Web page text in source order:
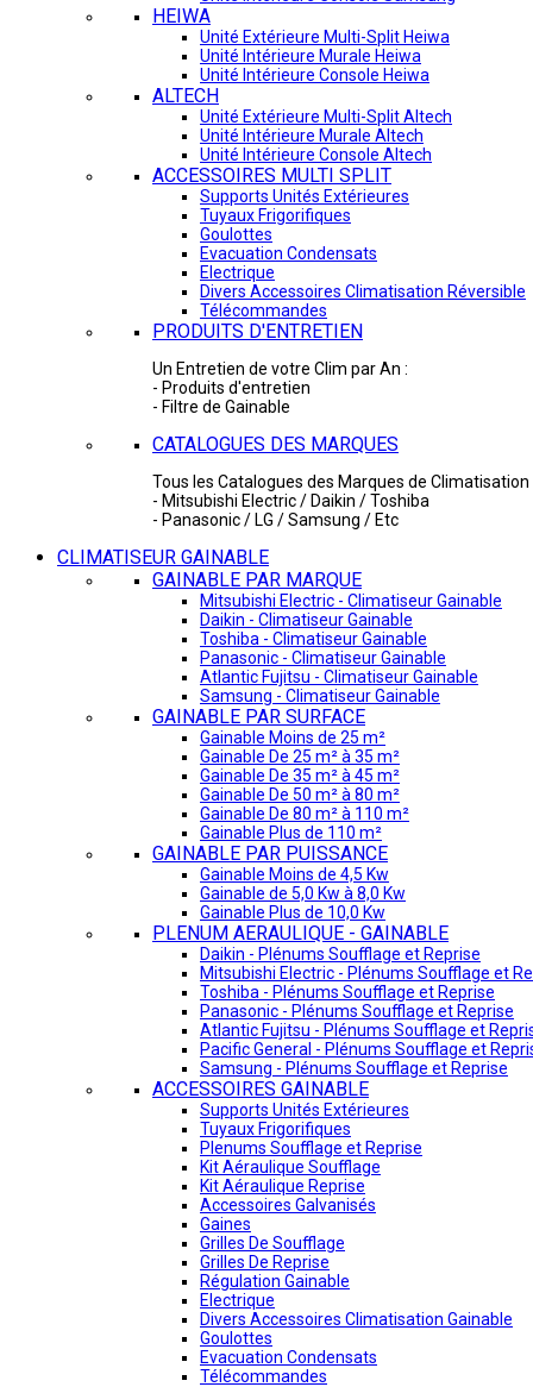
HEIWA
Unité Extérieure Multi-Split Heiwa
Unité Intérieure Murale Heiwa
Unité Intérieure Console Heiwa
ALTECH
Unité Extérieure Multi-Split Altech
Unité Intérieure Murale Altech
Unité Intérieure Console Altech
ACCESSOIRES MULTI SPLIT
Supports Unités Extérieures
Tuyaux Frigorifiques
Goulottes
Evacuation Condensats
Electrique
Divers Accessoires Climatisation Réversible
Télécommandes
PRODUITS D'ENTRETIEN
Un Entretien de votre Clim par An :
- Produits d'entretien
- Filtre de Gainable
CATALOGUES DES MARQUES
Tous les Catalogues des Marques de Climatisation
- Mitsubishi Electric / Daikin / Toshiba
- Panasonic / LG / Samsung / Etc
CLIMATISEUR GAINABLE
GAINABLE PAR MARQUE
Mitsubishi Electric - Climatiseur Gainable
Daikin - Climatiseur Gainable
Toshiba - Climatiseur Gainable
Panasonic - Climatiseur Gainable
Atlantic Fujitsu - Climatiseur Gainable
Samsung - Climatiseur Gainable
GAINABLE PAR SURFACE
Gainable Moins de 25 m²
Gainable De 25 m² à 35 m²
Gainable De 35 m² à 45 m²
Gainable De 50 m² à 80 m²
Gainable De 80 m² à 110 m²
Gainable Plus de 110 m²
GAINABLE PAR PUISSANCE
Gainable Moins de 4,5 Kw
Gainable de 5,0 Kw à 8,0 Kw
Gainable Plus de 10,0 Kw
PLENUM AERAULIQUE - GAINABLE
Daikin - Plénums Soufflage et Reprise
Mitsubishi Electric - Plénums Soufflage et
Toshiba - Plénums Soufflage et Reprise
Panasonic - Plénums Soufflage et Reprise
Atlantic Fujitsu - Plénums Soufflage et
Pacific General - Plénums Soufflage et
Samsung - Plénums Soufflage et Reprise
ACCESSOIRES GAINABLE
Supports Unités Extérieures
Tuyaux Frigorifiques
Plenums Soufflage et Reprise
Kit Aéraulique Soufflage
Kit Aéraulique Reprise
Accessoires Galvanisés
Gaines
Grilles De Soufflage
Grilles De Reprise
Régulation Gainable
Electrique
Divers Accessoires Climatisation Gainable
Goulottes
Evacuation Condensats
Télécommandes